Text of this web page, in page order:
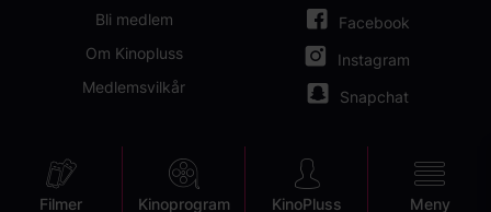
Filmer Kinoprogram KinoPluss Meny
Bli medlem
Om Kinopluss
Medlemsvilkår
Facebook
Instagram
Snapchat